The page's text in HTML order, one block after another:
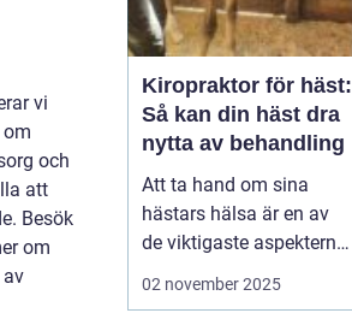
vi
och
att
Besök
om
Kiropraktor för häst:
Så kan din häst dra
nytta av behandling
Att ta hand om sina
hästars hälsa är en av
de viktigaste aspekterna
av att vara hästägare.
02 november 2025